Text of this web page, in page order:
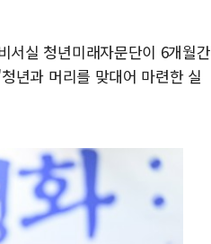
서실 청년미래자문단이 6개월간
년과 머리를 맞대어 마련한 실